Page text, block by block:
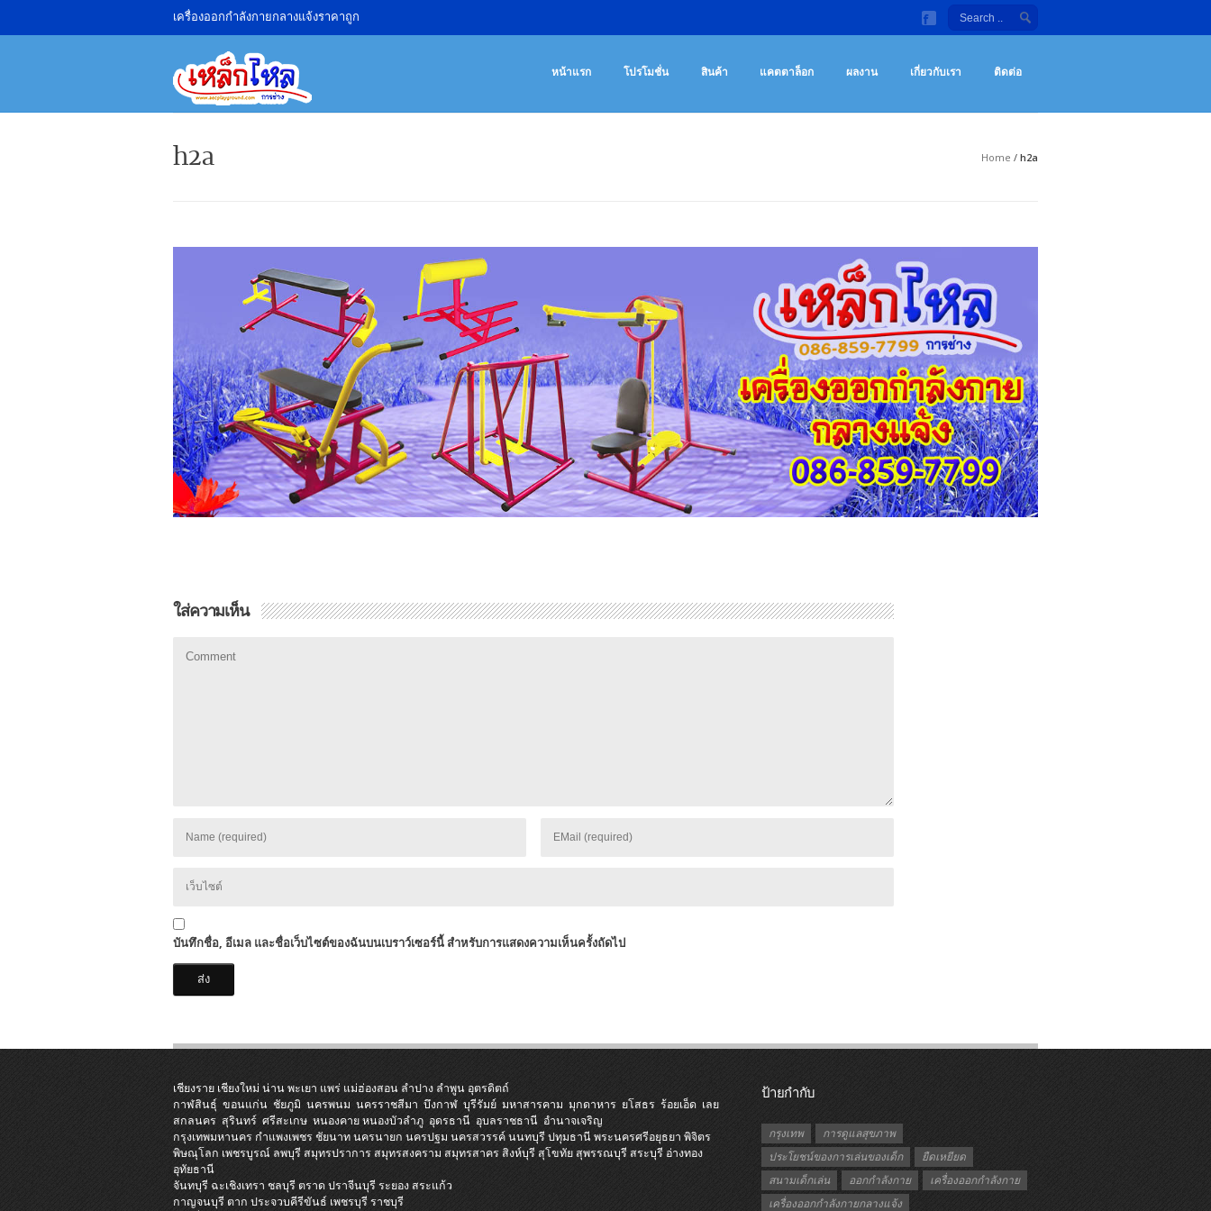
เครื่องออกกำลังกายกลางแจ้งราคาถูก
เครื่องออกกําลังกายกลางแจ้ง จักรยานออกกําลังกาย เครื่องซิทอัพ ราคาถูก
จําหน่ายเครื่องออกกําลังกายกลางแจ้ง เครื่องซิทอัพ จักรยานออกกําลังกาย เครื่องออกกำลังกายราค
หน้าแรก โปรโมชั่น สินค้า แคตตาล็อก ผลงาน เกี่ยวกับเรา ติดต่อ
h2a Home / h2a
ใส่ความเห็น
บันทึกชื่อ, อีเมล และชื่อเว็บไซต์ของฉันบนเบราว์เซอร์นี้ สำหรับการแสดงความเห็นครั้งถัดไป
เชียงราย เชียงใหม่ น่านพะเยา แพร่ แม่ฮ่องสอน ลำปาง ลำพูน อุตรดิตถ์
กาฬสินธุ์ ขอนแก่น ชัยภูมิ นครพนม นครราชสีมา บึงกาฬ บุรีรัมย์ มหาสารคาม มุกดาหาร ยโสธร ร้อยเอ็ด เลย
สกลนคร สุรินทร์ ศรีสะเกษ หนองคายหนองบัวลำภู อุดรธานี อุบลราชธานี อำนาจเจริญ
กรุงเทพมหานครกำแพงเพชรชัยนาทนครนายก นครปฐม นครสวรรค์นนทบุรีปทุมธานีพระนครศรีอยุธยา พิจิตร
พิษณุโลก เพชรบูรณ์ ลพบุรีสมุทรปราการ สมุทรสงคราม สมุทรสาคร สิงห์บุรีสุโขทัย สุพรรณบุรี สระบุรี อ่างทอง
อุทัยธานี
จันทบุรี ฉะเชิงเทรา ชลบุรี ตราดปราจีนบุรีระยอง สระแก้ว
กาญจนบุรี ตาก ประจวบคีรีขันธ์ เพชรบุรีราชบุรี
ป้ายกำกับ
กรุงเทพ
การดูแลสุขภาพ
ประโยชน์ของการเล่นของเด็ก
ยืดเหยียด
สนามเด็กเล่น
ออกกำลังกาย
เครื่องออกกำลังกาย
เครื่องออกกำลังกายกลางแจ้ง